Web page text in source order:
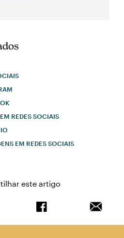
REDES SOCIAIS
EM REDES SOCIAIS
este artigo